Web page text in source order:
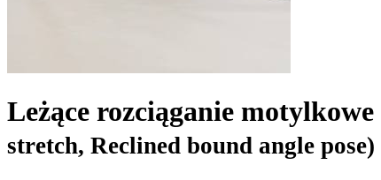
Leżące rozciąganie motylkowe
stretch, Reclined bound angle pose)